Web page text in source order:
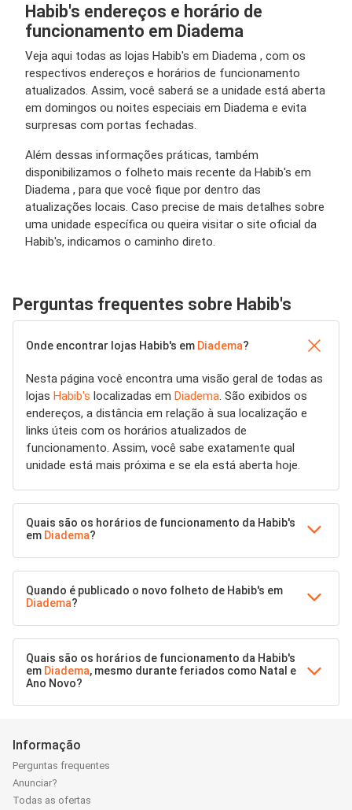
Habib's endereços e horário de
funcionamento em Diadema
Veja aqui todas as lojas Habib's em Diadema , com os
respectivos endereços e horários de funcionamento
atualizados. Assim, você saberá se a unidade está aberta
em domingos ou noites especiais em Diadema e evita
surpresas com portas fechadas.
Além dessas informações práticas, também
disponibilizamos o folheto mais recente da Habib's em
Diadema , para que você fique por dentro das
atualizações locais. Caso precise de mais detalhes sobre
uma unidade específica ou queira visitar o site oficial da
Habib's, indicamos o caminho direto.
Perguntas frequentes sobre Habib's
Onde encontrar lojas Habib's em Diadema?
Nesta página você encontra uma visão geral de todas as
lojas Habib's localizadas em Diadema. São exibidos os
endereços, a distância em relação à sua localização e
links úteis com os horários atualizados de
funcionamento. Assim, você sabe exatamente qual
unidade está mais próxima e se ela está aberta hoje.
Quais são os horários de funcionamento da Habib's
em Diadema?
Quando é publicado o novo folheto de Habib's em
Diadema?
Quais são os horários de funcionamento da Habib's
em Diadema, mesmo durante feriados como Natal e
Ano Novo?
Informação
Perguntas frequentes
Anunciar?
Todas as ofertas